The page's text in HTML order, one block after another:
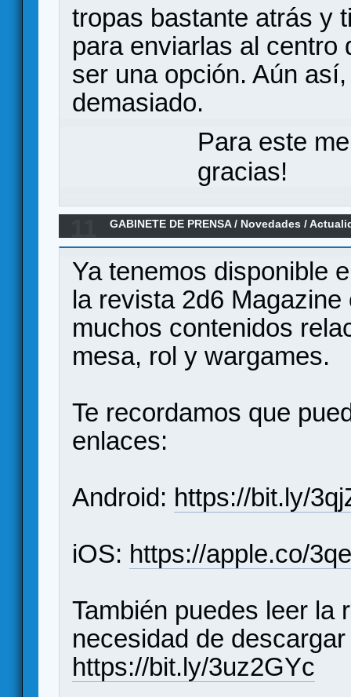
tropas bastante atrás y
para enviarlas al centro
ser una opción. Aún
demasiado.
Para este
gracias!
GABINETE DE PRENSA/ Novedades /
Ya tenemos disponible
la revista 2d6
muchos contenidos
mesa, rol y wargames.
Te recordamos que
enlaces:
Android: https://bit.ly/
iOS: https://apple.co/
También puedes leer la
necesidad de
https://bit.ly/3uz2GYc